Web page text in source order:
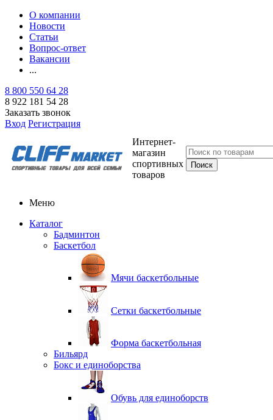
О компании
Новости
Статьи
Вопрос-ответ
Вакансии
...
8 800 550 64 28
8 922 181 54 28
Заказать звонок
Вход Регистрация
Интернет-
магазин
спортивных
товаров
Меню
Каталог
Бадминтон
Баскетбол
Мячи баскетбольные
Сетки баскетбольные
Форма баскетбольная
Бильярд
Бокс и единоборства
Обувь для единоборств